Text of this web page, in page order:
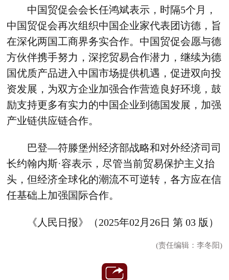
中国贸促会会长任鸿斌表示，时隔5个月，
中国贸促会再次组织中国企业家代表团访德，旨
在深化两国工商界务实合作。中国贸促会愿与德
方伙伴携手努力，深挖贸易合作潜力，继续为德
国优质产品进入中国市场提供机遇，促进双向投
资发展，为双方企业加强合作营造良好环境，鼓
励支持更多有实力的中国企业到德国发展，加强
产业链供应链合作。
巴登—符滕堡州经济部战略和对外经济司司
长约翰内斯·容表示，尽管当前贸易保护主义抬
头，但经济全球化的潮流不可逆转，各方应在信
任基础上加强国际合作。
《人民日报》（2025年02月26日 第 03 版）
(责任编辑：李冬阳)